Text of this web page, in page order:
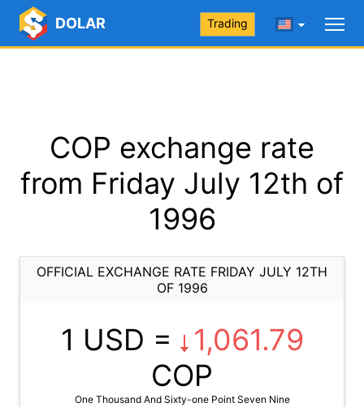
DOLAR Trading
COP exchange rate
from Friday July 12th of
1996
OFFICIAL EXCHANGE RATE FRIDAY JULY 12TH
OF 1996
1 USD =
1,061.79
COP
One Thousand And Sixty-one Point Seven Nine